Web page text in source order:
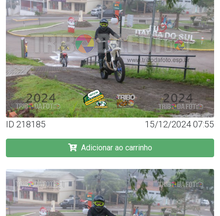
ID 218185 15/12/2024 07:55
Adicionar ao carrinho